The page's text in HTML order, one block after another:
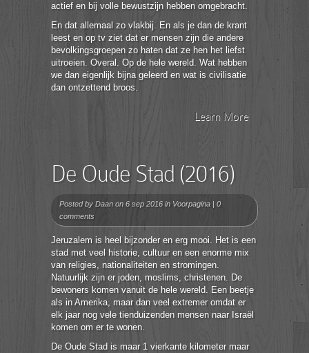
actief en bij volle bewustzijn hebben omgebracht.
En dat allemaal zo vlakbij. En als je dan de krant
leest en op tv ziet dat er mensen zijn die andere
bevolkingsgroepen zo haten dat ze hen het liefst
uitroeien. Overal. Op de hele wereld. Wat hebben
we dan eigenlijk bijna geleerd en wat is civilisatie
dan ontzettend broos.
Learn More
De Oude Stad (2016)
Posted by Daan on 6 sep 2016 in Voorpagina | 0
comments
Jeruzalem is heel bijzonder en erg mooi. Het is een
stad met veel historie, cultuur en een enorme mix
van religies, nationaliteiten en stromingen.
Natuurlijk zijn er joden, moslims, christenen. De
bewoners komen vanuit de hele wereld. Een beetje
als in Amerika, maar dan veel extremer omdat er
elk jaar nog vele tienduizenden mensen naar Israël
komen om er te wonen.
De Oude Stad is maar 1 vierkante kilometer maar